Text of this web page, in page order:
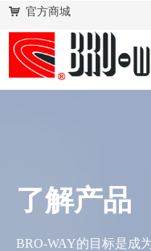
낙 官方商城
了解产品
BRO-WAY的目标是成